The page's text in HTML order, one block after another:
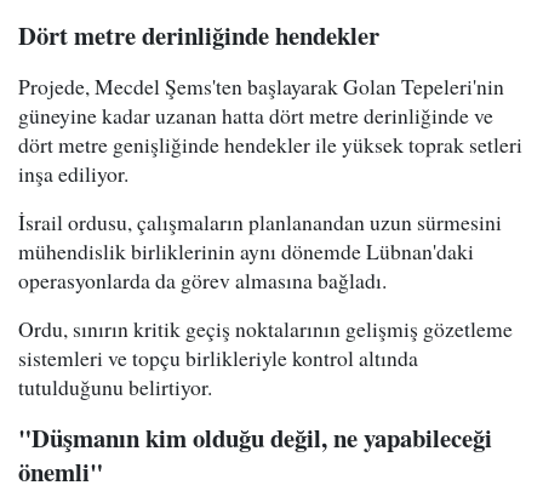
Dört metre derinliğinde hendekler
Projede, Mecdel Şems'ten başlayarak Golan Tepeleri'nin
güneyine kadar uzanan hatta dört metre derinliğinde ve
dört metre genişliğinde hendekler ile yüksek toprak setleri
inşa ediliyor.
İsrail ordusu, çalışmaların planlanandan uzun sürmesini
mühendislik birliklerinin aynı dönemde Lübnan'daki
operasyonlarda da görev almasına bağladı.
Ordu, sınırın kritik geçiş noktalarının gelişmiş gözetleme
sistemleri ve topçu birlikleriyle kontrol altında
tutulduğunu belirtiyor.
"Düşmanın kim olduğu değil, ne yapabileceği
önemli"